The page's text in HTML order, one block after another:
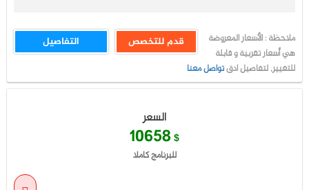
التفاصيل قدم للتخصص
ملاحظة : الأسعار المعروضة
هي أسعار تقربية و قابلة
للتغيير, لتفاصيل ادقتواصل معنا
السعر
10658 $
للبرنامج كاملا